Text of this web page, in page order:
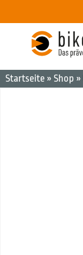
Startseite» Shop »